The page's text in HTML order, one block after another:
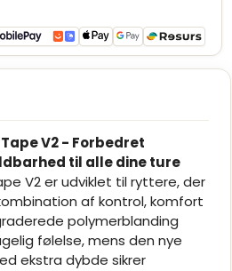
Udsolgt
Udsolgt
Få tilbage Læg i kurv
Udsolgt
Udsolgt
På lager Læg i kurv
Få tilbage Læg i kurv
På lager Læg i kurv
Tape V2 - Forbedret
til alle dine ture
V2 er udviklet til ryttere, der
af kontrol, komfort
polymerblanding
følelse, mens den nye
ekstra dybde sikrer